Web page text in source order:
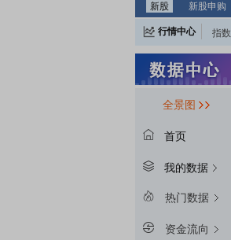
新股
新股申购
行情中心 指数
全景图
首页
我的数据
热门数据
资金流向